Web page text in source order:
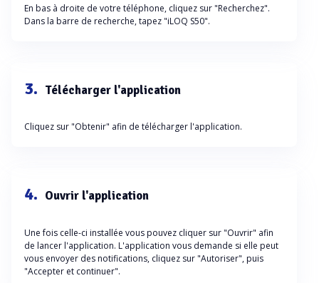
En bas à droite de votre téléphone, cliquez sur "Recherchez".
Dans la barre de recherche, tapez "iLOQ S50".
3. Télécharger l'application
Cliquez sur "Obtenir" afin de télécharger l'application.
4. Ouvrir l'application
Une fois celle-ci installée vous pouvez cliquer sur "Ouvrir" afin
de lancer l'application. L'application vous demande si elle peut
vous envoyer des notifications, cliquez sur "Autoriser", puis
"Accepter et continuer".